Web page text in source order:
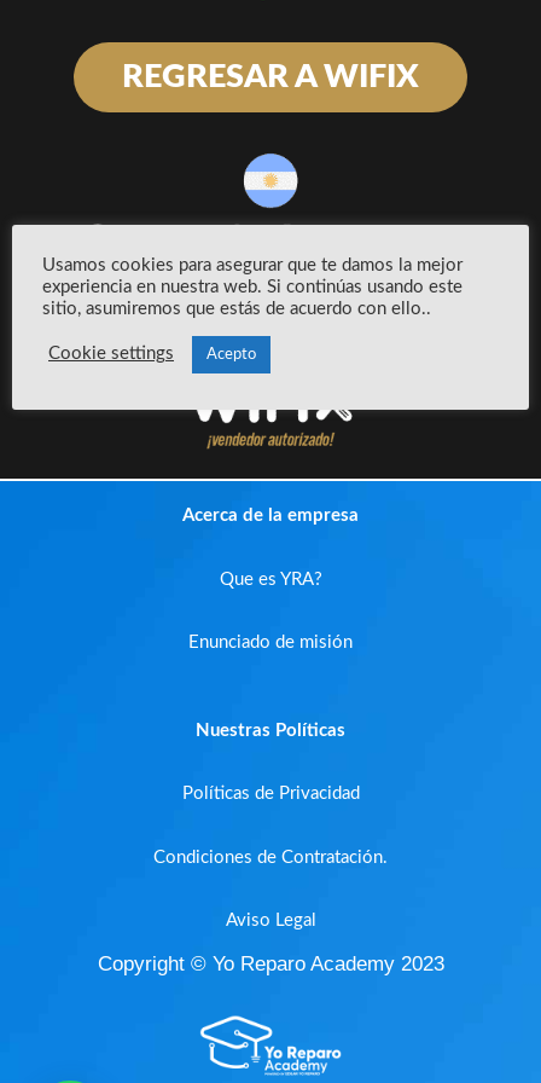
REGRESAR A WIFIX
Acerca de la empresa
Que es YRA?
Enunciado de misión
Nuestras Políticas
Políticas de Privacidad
Condiciones de Contratación.
Aviso Legal
Copyright © Yo Reparo Academy 2023
Usamos cookies para asegurar que te damos la mejor
experiencia en nuestra web. Si continúas usando este
sitio, asumiremos que estás de acuerdo con ello..
Cookie settings Acepto